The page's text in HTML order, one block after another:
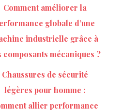
Comment améliorer la
globale d’une
industrielle grâce à
composants mécaniques ?
Chaussures de sécurité
légères pour homme :
allier performance